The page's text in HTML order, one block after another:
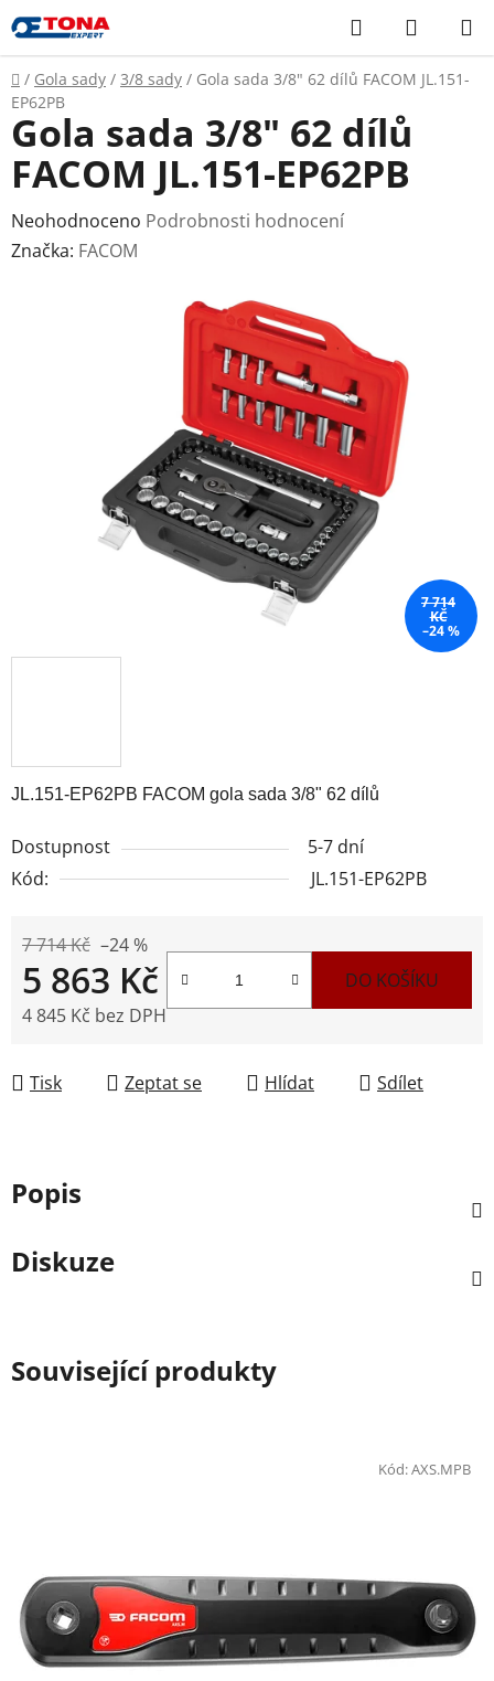
Přejít
na
obsah
Hledat
KOŠÍK
Domů
/ Gola sady / 3/8 sady / Gola sada 3/8" 62 dílů FACOM JL.151-
EP62PB
JL.151-EP62PB FACOM gola sada 3/8" 62 dílů
Dostupnost
5-7 dní
Kód:
JL.151-EP62PB
7 714 Kč –24 %
5 863 Kč
4 845 Kč bez DPH
DO KOŠÍKU
Tisk Zeptat se Hlídat Sdílet
Gola sada 3/8" 62 dílů
FACOM JL.151-EP62PB
Průměrné
hodnocení
Neohodnoceno Podrobnosti hodnocení
Značka: FACOM
7 714
KČ
–24 %
Popis
Diskuze
Související produkty
Kód:AXS.MPB